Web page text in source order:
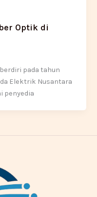
Optik di
pada tahun
Elektrik Nusantara
penyedia